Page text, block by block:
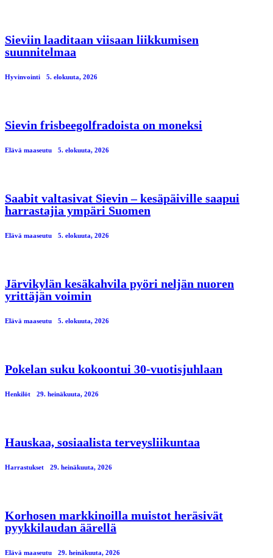
Sieviin laaditaan viisaan liikkumisen
suunnitelmaa
Hyvinvointi 5. elokuuta, 2026
Sievin frisbeegolfradoista on moneksi
Elävä maaseutu 5. elokuuta, 2026
Saabit valtasivat Sievin – kesäpäiville saapui
harrastajia ympäri Suomen
Elävä maaseutu 5. elokuuta, 2026
Järvikylän kesäkahvila pyöri neljän nuoren
yrittäjän voimin
Elävä maaseutu 5. elokuuta, 2026
Pokelan suku kokoontui 30-vuotisjuhlaan
Henkilöt 29. heinäkuuta, 2026
Hauskaa, sosiaalista terveysliikuntaa
Harrastukset 29. heinäkuuta, 2026
Korhosen markkinoilla muistot heräsivät
pyykkilaudan äärellä
Elävä maaseutu 29. heinäkuuta, 2026